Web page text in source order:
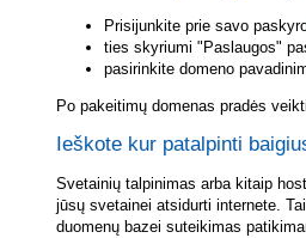
Prisijunkite prie savo
ties skyriumi "Paslaugos"
pasirinkite domeno
Po pakeitimų domenas pradės
Ieškote kur patalpinti
Svetainių talpinimas arba kitaip
jūsų svetainei atsidurti internete.
duomenų bazei suteikimas